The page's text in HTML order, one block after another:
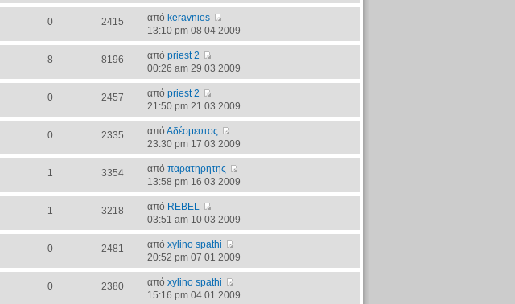
0 2415 από keravnios
13:10 pm 08 04 2009
8 8196 απόpriest 2
00:26 am 29 03 2009
0 2457 απόpriest 2
21:50 pm 21 03 2009
0 2335 απόΑδέσμευτος
23:30 pm 17 03 2009
1 3354 απόπαρατηρητης
13:58 pm 16 03 2009
1 3218 από REBEL
03:51 am 10 03 2009
0 2481 απόxylino spathi
20:52 pm 07 01 2009
0 2380 απόxylino spathi
15:16 pm 04 01 2009